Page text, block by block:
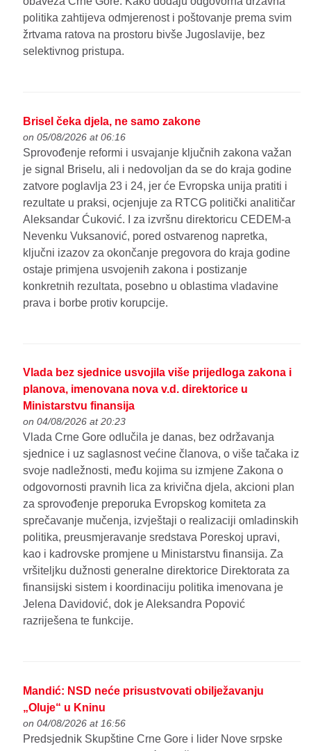
politika zahtijeva odmjerenost i poštovanje prema svim
žrtvama ratova na prostoru bivše Jugoslavije, bez
selektivnog pristupa.
Brisel čeka djela, ne samo zakone
on 05/08/2026 at 06:16
Sprovođenje reformi i usvajanje ključnih zakona važan
je signal Briselu, ali i nedovoljan da se do kraja godine
zatvore poglavlja 23 i 24, jer će Evropska unija pratiti i
rezultate u praksi, ocjenjuje za RTCG politički analitičar
Aleksandar Ćuković. I za izvršnu direktoricu CEDEM-a
Nevenku Vuksanović, pored ostvarenog napretka,
ključni izazov za okončanje pregovora do kraja godine
ostaje primjena usvojenih zakona i postizanje
konkretnih rezultata, posebno u oblastima vladavine
prava i borbe protiv korupcije.
Vlada bez sjednice usvojila više prijedloga zakona i
planova, imenovana nova v.d. direktorice u
Ministarstvu finansija
on 04/08/2026 at 20:23
Vlada Crne Gore odlučila je danas, bez održavanja
sjednice i uz saglasnost većine članova, o više tačaka iz
svoje nadležnosti, među kojima su izmjene Zakona o
odgovornosti pravnih lica za krivična djela, akcioni plan
za sprovođenje preporuka Evropskog komiteta za
sprečavanje mučenja, izvještaji o realizaciji omladinskih
politika, preusmjeravanje sredstava Poreskoj upravi,
kao i kadrovske promjene u Ministarstvu finansija. Za
vršiteljku dužnosti generalne direktorice Direktorata za
finansijski sistem i koordinaciju politika imenovana je
Jelena Davidović, dok je Aleksandra Popović
razriješena te funkcije.
Mandić: NSD neće prisustvovati obilježavanju
„Oluje“ u Kninu
on 04/08/2026 at 16:56
Predsjednik Skupštine Crne Gore i lider Nove srpske